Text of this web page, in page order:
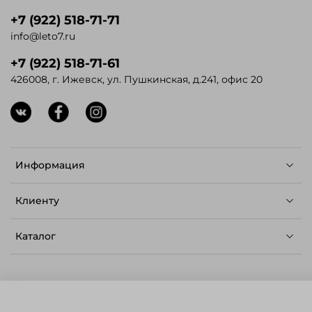
Информация
Клиенту
Каталог
+7 (922) 518-71-71
info@leto7.ru
+7 (922) 518-71-61
426008, г. Ижевск, ул. Пушкинская, д.241, офис 20